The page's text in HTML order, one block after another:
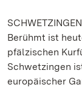
Berühmt ist
pfälzischen
Schwetzingen
europäischer